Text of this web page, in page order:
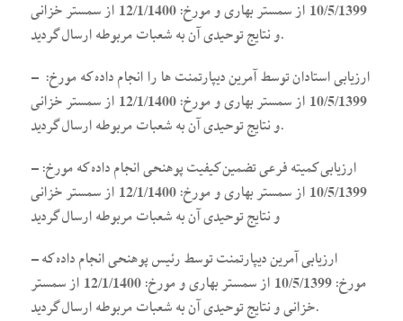
10/5/1399 از سمستر بهاری و مورخ: 12/1/1400 از سمستر خزانی
و نتایج توحیدی آن به شعبات مربوطه ارسال گردید.
– ارزیابی استادان توسط آمرین دیپارتمنت ها را انجام داده که مورخ:
10/5/1399 از سمستر بهاری و مورخ: 12/1/1400 از سمستر خزانی
و نتایج توحیدی آن به شعبات مربوطه ارسال گردید.
– ارزیابی کمیته فرعی تضمین کیفیت پوهنحی انجام داده که مورخ:
10/5/1399 از سمستر بهاری و مورخ: 12/1/1400 از سمستر خزانی
و نتایج توحیدی آن به شعبات مربوطه ارسال گردید
– ارزیابی آمرین دیپارتمنت توسط رئیس پوهنحی انجام داده که
مورخ: 10/5/1399 از سمستر بهاری و مورخ: 12/1/1400 از سمستر
خزانی و نتایج توحیدی آن به شعبات مربوطه ارسال گردید.